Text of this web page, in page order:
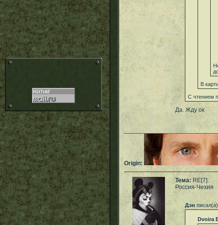
В
С чтением
Да. Жду ок
Origin:
Тема: RE[7]:
Россия-Чехия
Дэн писал(а)
Dvoira